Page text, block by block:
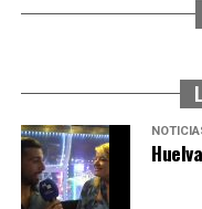
CUARTA CORRIDA